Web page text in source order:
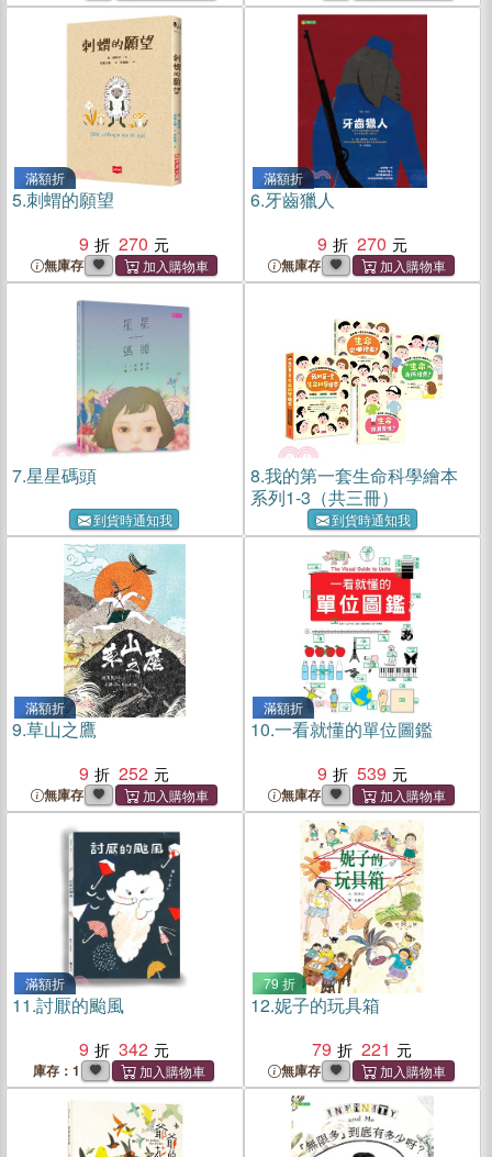
滿額折
5.刺蝟的願望
9
270
無庫存
滿額折
6.牙齒獵人
9
270
無庫存
7.星星碼頭
到貨時通知我
8.我的第一套生命科學繪本
系列1-3（共三冊）
到貨時通知我
滿額折
9.草山之鷹
9
252
無庫存
滿額折
10.一看就懂的單位圖鑑
9
539
無庫存
滿額折
11.討厭的颱風
9
342
庫存：1
79 折
12.妮子的玩具箱
79
221
無庫存